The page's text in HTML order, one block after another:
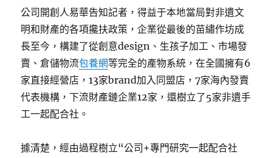
公司開創人易華告知記者，得益于本地當局對非遺文
明和財產的各項攙扶政策，企業從最後的苗繡作坊成
長至今，構建了從創意design、生孩子加工、市場發
賣、倉儲物流包養網等完全的產物系統，在全國擁有6
家直接經營店，13家brand加入同盟店，7家海內發賣
代表機構，下流財產鏈企業12家，還樹立了5家非遺手
工一起配合社。
據清楚，經由過程樹立“公司+專門研究一起配合社